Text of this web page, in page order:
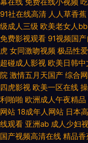
专区 欧美自拍丝袜亚洲 亚
袜足交电影亚洲 91探花最
国产视频999 琪琪午夜伦
韩国产乱 中文字幕超乳肉
香蕉 国产高清乱 欧美精品
频 蜜臀ab 午夜AV性 999久
幕在线 免费在线小视频
91社在线高清 人人草香蕉
级成人三级 欧美老女人bb
免费影视观看 91视频国
虎 女同激吻视频 极品性
超碰成人影视 欧美日韩中
院 激情五月天国产 综合
四虎影视 欧美一区在线
利啪啪 欧洲成人午夜精品
网站 18成年人网站 日本
线观看 亚洲ab 成人少妇
国产视频高清在线 精品香